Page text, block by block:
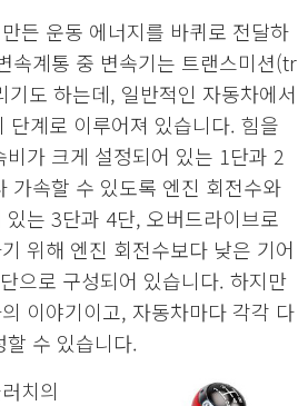
든 운동 에너지를 바퀴로 전달하
속계통 중 변속기는 트랜스미션(tr
도 하는데, 일반적인 자동차에서
단계로 이루어져 있습니다. 힘을
가 크게 설정되어 있는 1단과 2
가속할 수 있도록 엔진 회전수와
는 3단과 4단, 오버드라이브로
위해 엔진 회전수보다 낮은 기어
으로 구성되어 있습니다. 하지만
이야기이고, 자동차마다 각각 다
수 있습니다.
치의